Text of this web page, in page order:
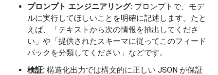
プロンプト エンジニアリング: プロンプトで、モデ
ルに実行してほしいことを明確に記述します。たと
えば、「テキストから次の情報を抽出してくださ
い」や「提供されたスキーマに従ってこのフィード
バックを分類してください」などです。
検証: 構造化出力では構文的に正しい JSON が保証